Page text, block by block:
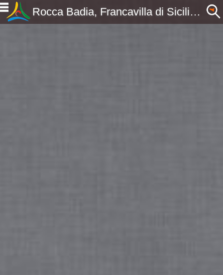
Rocca Badia, Francavilla di Sicilia, ME, Sicilia